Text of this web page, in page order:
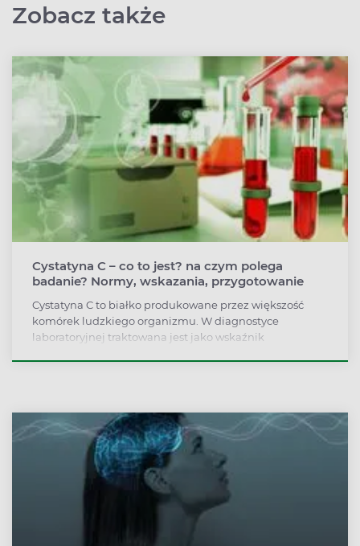
Zobacz także
Cystatyna C – co to jest? na czym polega
badanie? Normy, wskazania, przygotowanie
Cystatyna C to białko produkowane przez większość
komórek ludzkiego organizmu. W diagnostyce
laboratoryjnej traktowana jest jako wskaźnik
cystatyny C pomaga ocenić wydolność nerek i wskazać
ewentualnie dalszy kierunek badań.